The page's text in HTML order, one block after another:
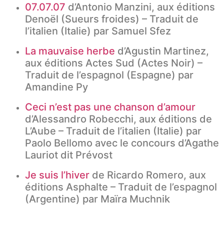
07.07.07 d’Antonio Manzini, aux éditions
Denoël (Sueurs froides) – Traduit de
l’italien (Italie) par Samuel Sfez
La mauvaise herbe d’Agustin Martinez,
aux éditions Actes Sud (Actes Noir) –
Traduit de l’espagnol (Espagne) par
Amandine Py
Ceci n’est pas une chanson d’amour
d’Alessandro Robecchi, aux éditions de
L’Aube – Traduit de l’italien (Italie) par
Paolo Bellomo avec le concours d’Agathe
Lauriot dit Prévost
Je suis l’hiver de Ricardo Romero, aux
éditions Asphalte – Traduit de l’espagnol
(Argentine) par Maïra Muchnik